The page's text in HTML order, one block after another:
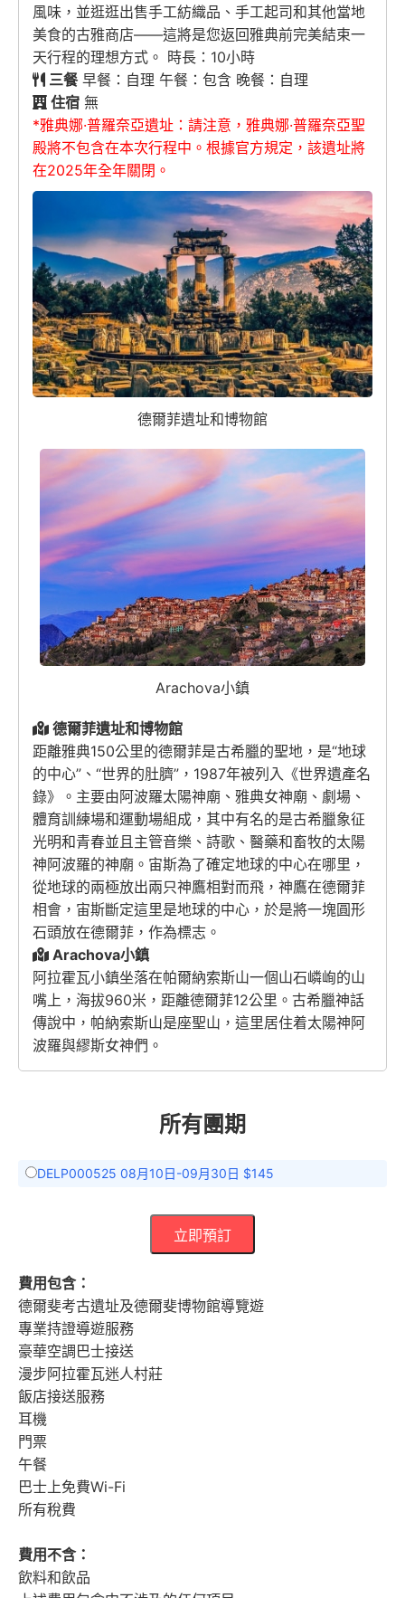
風味，並逛逛出售手工紡織品、手工起司和其他當地
美食的古雅商店——這將是您返回雅典前完美結束一
天行程的理想方式。 時長：10小時
三餐早餐：自理 午餐：包含 晚餐：自理
住宿 無
*雅典娜·普羅奈亞遺址：請注意，雅典娜·普羅奈亞聖
殿將不包含在本次行程中。根據官方規定，該遺址將
在2025年全年關閉。
德爾菲遺址和博物館
Arachova小鎮
德爾菲遺址和博物館
距離雅典150公里的德爾菲是古希臘的聖地，是“地球
的中心”、“世界的肚臍”，1987年被列入《世界遺產名
錄》。主要由阿波羅太陽神廟、雅典女神廟、劇場、
體育訓練場和運動場組成，其中有名的是古希臘象征
光明和青春並且主管音樂、詩歌、醫藥和畜牧的太陽
神阿波羅的神廟。宙斯為了確定地球的中心在哪里，
從地球的兩極放出兩只神鷹相對而飛，神鷹在德爾菲
相會，宙斯斷定這里是地球的中心，於是將一塊圓形
石頭放在德爾菲，作為標志。
Arachova小鎮
阿拉霍瓦小鎮坐落在帕爾納索斯山一個山石嶙峋的山
嘴上，海拔960米，距離德爾菲12公里。古希臘神話
傳說中，帕納索斯山是座聖山，這里居住着太陽神阿
波羅與繆斯女神們。
所有團期
DELP000525 08月10日-09月30日 $145
立即預訂
費用包含：
德爾斐考古遺址及德爾斐博物館導覽遊
專業持證導遊服務
豪華空調巴士接送
漫步阿拉霍瓦迷人村莊
飯店接送服務
耳機
門票
午餐
巴士上免費Wi-Fi
所有稅費
費用不含：
飲料和飲品